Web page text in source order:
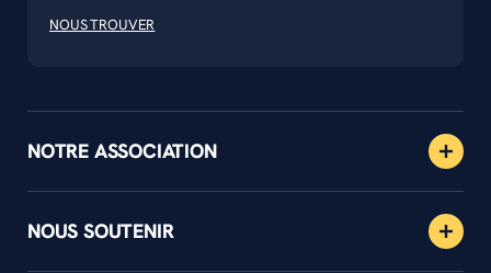
NOUS TROUVER
NOTRE ASSOCIATION
NOUS SOUTENIR